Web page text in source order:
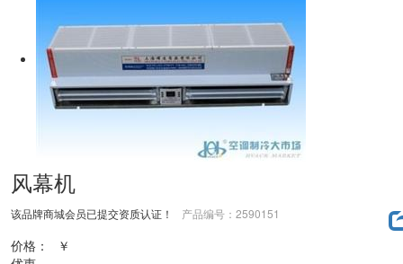
风幕机
该品牌商城会员已提交资质认证！ 产品编号：2590151
价格：
￥